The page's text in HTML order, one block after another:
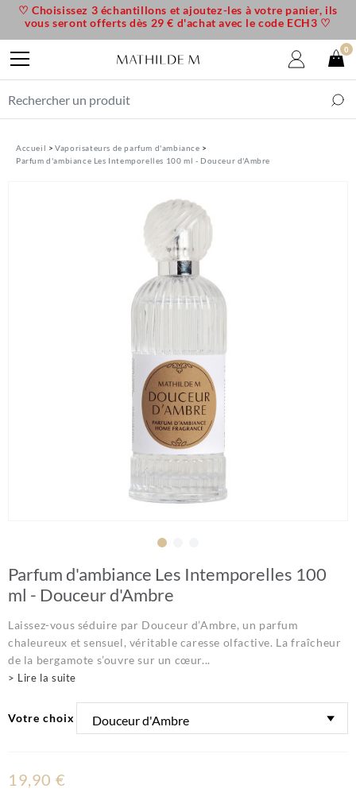
Accueil
Vaporisateurs de parfum d'ambiance
Parfum d'ambiance Les Intemporelles 100 ml - Douceur d'Ambre
Parfum d'ambiance Les Intemporelles 100
ml - Douceur d'Ambre
Laissez-vous séduire par Douceur d’Ambre, un parfum
chaleureux et sensuel, véritable caresse olfactive. La fraîcheur
de la bergamote s’ouvre sur un cœur...
> Lire la suite
Votre choix
19,90 €
♡ Choisissez 3 échantillons et ajoutez-les à votre panier, ils
vous seront offerts dès 29 € d'achat avec le code ECH3 ♡
0